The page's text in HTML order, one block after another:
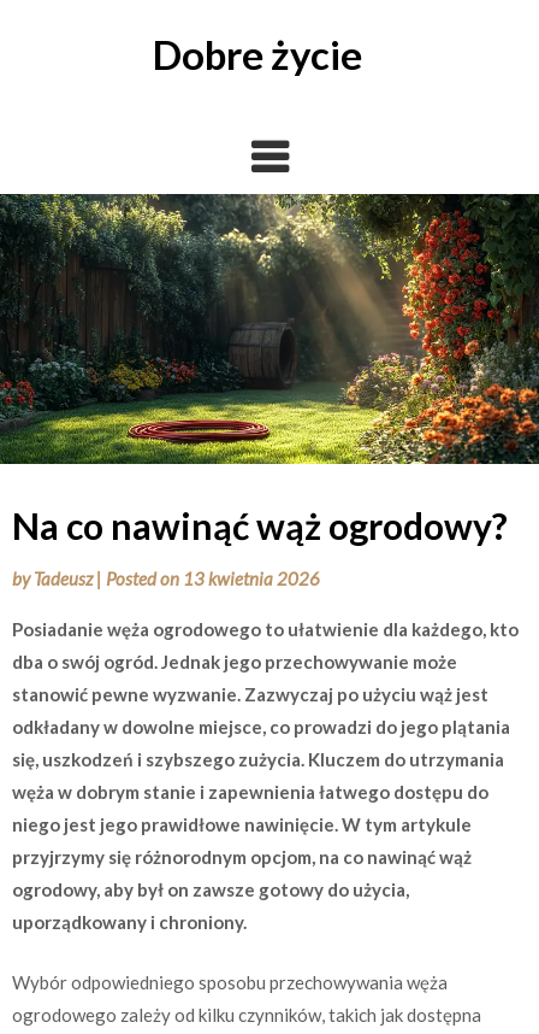
Dobre życie
Na co nawinąć wąż ogrodowy?
byTadeusz | Posted on 13 kwietnia 2026
Posiadanie węża ogrodowego to ułatwienie dla każdego, kto
dba o swój ogród. Jednak jego przechowywanie może
stanowić pewne wyzwanie. Zazwyczaj po użyciu wąż jest
odkładany w dowolne miejsce, co prowadzi do jego plątania
się, uszkodzeń i szybszego zużycia. Kluczem do utrzymania
węża w dobrym stanie i zapewnienia łatwego dostępu do
niego jest jego prawidłowe nawinięcie. W tym artykule
przyjrzymy się różnorodnym opcjom, na co nawinąć wąż
ogrodowy, aby był on zawsze gotowy do użycia,
uporządkowany i chroniony.
Wybór odpowiedniego sposobu przechowywania węża
ogrodowego zależy od kilku czynników, takich jak dostępna